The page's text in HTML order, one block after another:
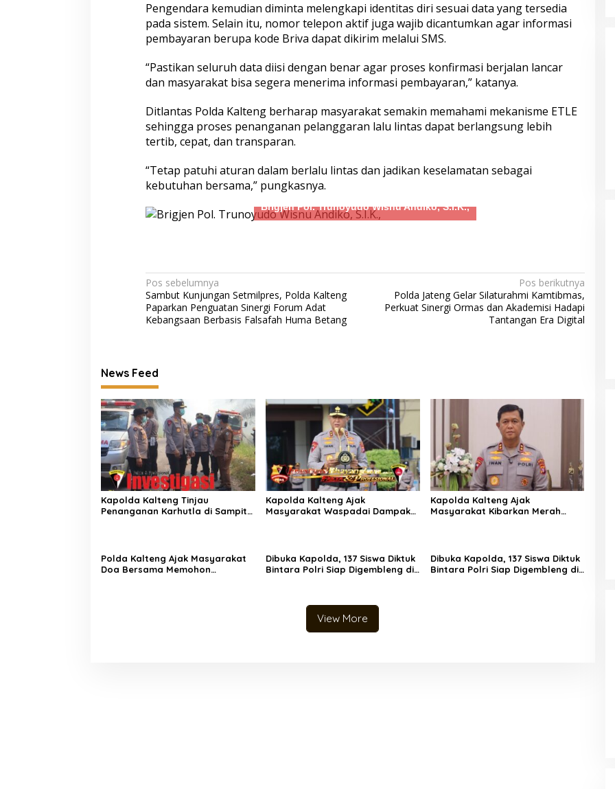
Pengendara kemudian diminta melengkapi identitas diri sesuai data yang tersedia
pada sistem. Selain itu, nomor telepon aktif juga wajib dicantumkan agar informasi
pembayaran berupa kode Briva dapat dikirim melalui SMS.
“Pastikan seluruh data diisi dengan benar agar proses konfirmasi berjalan lancar
dan masyarakat bisa segera menerima informasi pembayaran,” katanya.
Ditlantas Polda Kalteng berharap masyarakat semakin memahami mekanisme ETLE
sehingga proses penanganan pelanggaran lalu lintas dapat berlangsung lebih
tertib, cepat, dan transparan.
“Tetap patuhi aturan dalam berlalu lintas dan jadikan keselamatan sebagai
kebutuhan bersama,” pungkasnya.
Brigjen Pol. Trunoyudo Wisnu Andiko, S.I.K.,
Navigasi
pos
Pos sebelumnya
Sambut Kunjungan Setmilpres, Polda Kalteng
Paparkan Penguatan Sinergi Forum Adat
Kebangsaan Berbasis Falsafah Huma Betang
Pos berikutnya
Polda Jateng Gelar Silaturahmi Kamtibmas,
Perkuat Sinergi Ormas dan Akademisi Hadapi
Tantangan Era Digital
News Feed
Kapolda Kalteng Tinjau
Penanganan Karhutla di Sampit,
Kapolda Kalteng Ajak
Masyarakat Waspadai Dampak
Kapolda Kalteng Ajak
Masyarakat Kibarkan Merah
Polda Kalteng Ajak Masyarakat
Doa Bersama Memohon
Dibuka Kapolda, 137 Siswa Diktuk
Bintara Polri Siap Digembleng di
Dibuka Kapolda, 137 Siswa Diktuk
Bintara Polri Siap Digembleng di
View More
Gombel Lama Desak Ganti
Kerusakan Rumah Diduga
Proyek PT Pakuwon, FAR
Tangkap Pelaku Tawuran
Bersajam, Polda Jateng Komitmen
Tindak Tegas Kelompok Remaja
Yang Resahkan Masyarakat
Datang Tanpa Khawatir, Pulang
Membawa Kepuasan! Pelayanan
Melayani Anda